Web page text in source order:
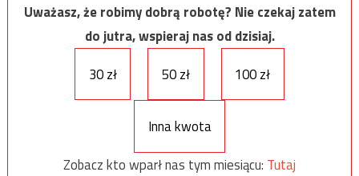
Uważasz, że robimy dobrą robotę? Nie czekaj zatem
do jutra, wspieraj nas od dzisiaj.
30 zł
50 zł 100 zł
Inna kwota
Zobacz kto wparł nas tym miesiącu: Tutaj